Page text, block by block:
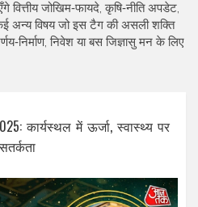
जोखिम‑फायदे, कृषि‑नीति अपडेट,
अन्य विषय जो इस टैग की असली शक्ति
निवेश या बस जिज्ञासु मन के लिए
कार्यस्थल में ऊर्जा, स्वास्थ्य पर